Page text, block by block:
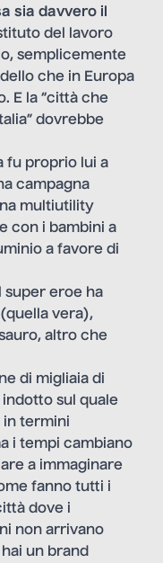
sia davvero il
del lavoro
semplicemente
che in Europa
E la “città che
dovrebbe
fu proprio lui a
campagna
multiutility
con i bambini a
a favore di
super eroe ha
vera),
altro che
di migliaia di
sul quale
in termini
i tempi cambiano
a immaginare
fanno tutti i
dove i
non arrivano
un brand